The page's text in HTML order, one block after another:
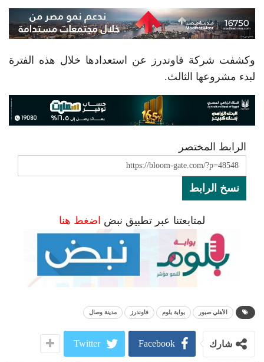
وكشفت شركة فاوندرز عن استعدادها خلال هذه الفترة
لبدء مشروعها الثالث.
الرابط المختصر
نسخ الرابط
لمتابعتنا عبر تطبيق نبض اضغط هنا
الأهلي صبور بوابة بلوم فاوندرز مدينة وصال
شارك Facebook
Twitter